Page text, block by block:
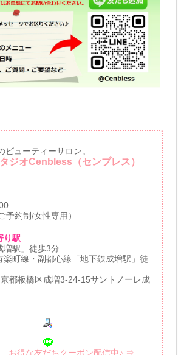
ビューティーサロン。
ジオCenbless（センブレス）
予約制/女性専用）
り駅
増駅」徒歩3分
楽町線・副都心線「地下鉄成増駅」徒
都板橋区成増3-24-15サントノーレ成
お得な友だちクーポン配信中♪ ⇒